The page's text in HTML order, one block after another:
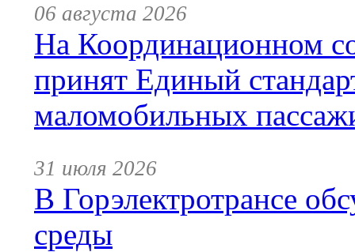
06 августа 2026
На Координационном
принят Единый
маломобильных
31 июля 2026
В Горэлектротрансе
среды